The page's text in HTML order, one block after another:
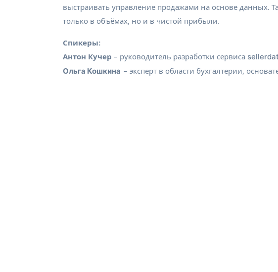
выстраивать управление продажами на основе данных.
только в объёмах, но и в чистой прибыли.
Спикеры:
Антон Кучер – руководитель разработки сервиса
Ольга Кошкина – эксперт в области бухгалтерии,